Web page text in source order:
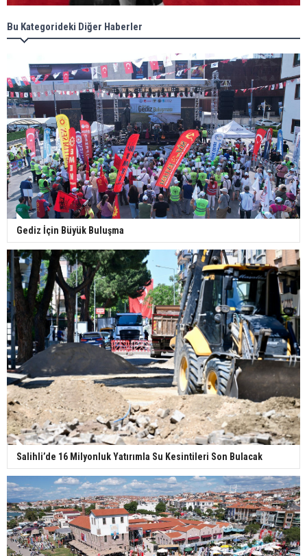
Bu Kategorideki Diğer Haberler
Gediz İçin Büyük Buluşma
Salihli’de 16 Milyonluk Yatırımla Su Kesintileri Son Bulacak